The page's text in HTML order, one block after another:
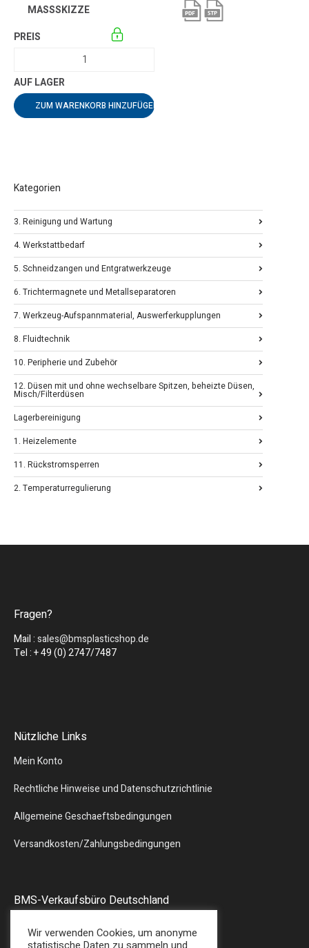
ZUM WARENKORB HINZUFÜGEN
Kategorien
3. Reinigung und Wartung
4. Werkstattbedarf
5. Schneidzangen und Entgratwerkzeuge
6. Trichtermagnete und Metallseparatoren
7. Werkzeug-Aufspannmaterial, Auswerferkupplungen
8. Fluidtechnik
10. Peripherie und Zubehör
12. Düsen mit und ohne wechselbare Spitzen, beheizte Düsen,
Misch/Filterdüsen
Lagerbereinigung
1. Heizelemente
11. Rückstromsperren
2. Temperaturregulierung
Fragen?
Mail :sales@bmsplasticshop.de
Tel : + 49 (0) 2747/7487
Nützliche Links
Mein Konto
Rechtliche Hinweise und Datenschutzrichtlinie
Allgemeine Geschaeftsbedingungen
Versandkosten/Zahlungsbedingungen
BMS-Verkaufsbüro Deutschland
57580 – GEBHARDSHAIN
Wir verwenden Cookies, um anonyme